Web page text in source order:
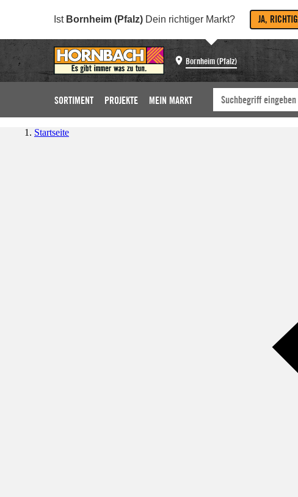
Ist Bornheim (Pfalz) Dein richtiger Markt? JA, RICHTIG
Bornheim (Pfalz)
SORTIMENT PROJEKTE MEIN MARKT
Startseite